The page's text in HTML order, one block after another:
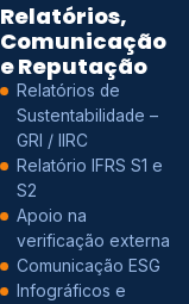
Relatórios,
Comunicação
e Reputação
Relatórios de
Sustentabilidade –
GRI / IIRC
Relatório IFRS S1 e
S2
Apoio na
verificação externa
Comunicação ESG
Infográficos e